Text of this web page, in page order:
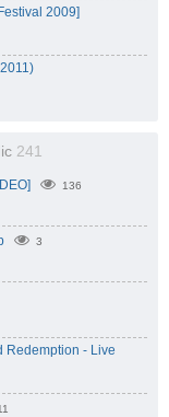
2009]
241
136
3
Redemption - Live